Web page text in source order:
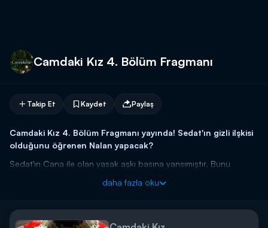
Camdaki Kız 4. Bölüm Fragmanı
Takip Et Kaydet Paylaş
Camdaki Kız 4. Bölüm Fragmanı yayında! Sedat'ın gizli ilşkisi
olduğunu öğrenen Nalan yapacak?
Sedat'ın Cana ile olan yasak aşkı basına yansımıştır. Bunu
Kızının Sedat ile evlenmemesi için ortalığı birbirine katar. Herkes
olacak? Nalan'ı evlenmeye ikna edebilecek mi?
daha fazla oku